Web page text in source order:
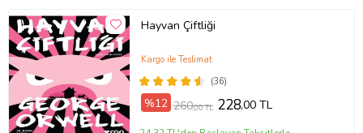
Hayvan Çiftliği
(36)
Kargo ile Teslimat
%12 260,00 TL 228,00 TL